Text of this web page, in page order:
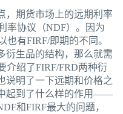
，期货市场上的远期利率
率协议（NDF）。因为
有FIRF/即期的不同。
衍生品的结构，那么就需
介绍了FIRF/FRD两种衍
说明了一下远期和价格之
起到了什么样的作用——
和FIRF最大的问题，